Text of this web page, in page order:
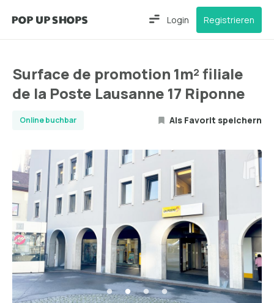
Login Registrieren
Surface de promotion 1m² filiale
de la Poste Lausanne 17 Riponne
Online buchbar Als Favorit speichern